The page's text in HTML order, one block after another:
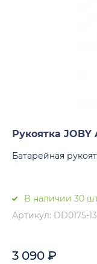
Рукоятка JOBY
Батарейная
В наличии 30
Артикул: DD0175-
3 090 ₽